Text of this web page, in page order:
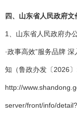
四、山东省人民政府文
1、山东省人民政府办
·政事高效”服务品牌
知（鲁政办发〔2026〕
http://
server/front/info/